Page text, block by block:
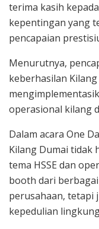
terima kasih
kepentingan yang
pencapaian
Menurutnya,
keberhasilan
operasional kilang
Dalam acara One
Kilang Dumai tidak
tema HSSE dan
booth dari
perusahaan, tetapi
kepedulian